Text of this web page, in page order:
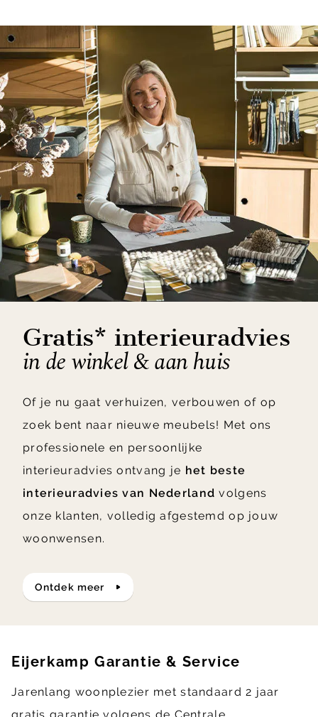
Gratis* interieuradvies
in de winkel & aan huis
Of je nu gaat verhuizen, verbouwen of op
zoek bent naar nieuwe meubels! Met ons
professionele en persoonlijke
interieuradvies ontvang je het beste
interieuradvies van Nederland volgens
onze klanten, volledig afgestemd op jouw
woonwensen.
ontdek meer
Eijerkamp Garantie & Service
Jarenlang woonplezier met standaard 2 jaar